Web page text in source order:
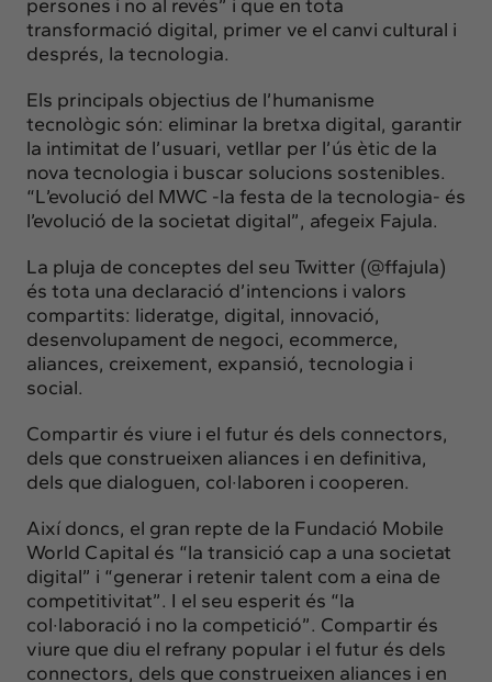
persones i no al revés” i que en tota
transformació digital, primer ve el canvi cultural i
després, la tecnologia.
Els principals objectius de l’humanisme
tecnològic són: eliminar la bretxa digital, garantir
la intimitat de l’usuari, vetllar per l’ús ètic de la
nova tecnologia i buscar solucions sostenibles.
“L’evolució del MWC -la festa de la tecnologia- és
l’evolució de la societat digital”, afegeix Fajula.
La pluja de conceptes del seu Twitter (@ffajula)
és tota una declaració d’intencions i valors
compartits: lideratge, digital, innovació,
desenvolupament de negoci, ecommerce,
aliances, creixement, expansió, tecnologia i
social.
Compartir és viure i el futur és dels connectors,
dels que construeixen aliances i en definitiva,
dels que dialoguen, col·laboren i cooperen.
Així doncs, el gran repte de la Fundació Mobile
World Capital és “la transició cap a una societat
digital” i “generar i retenir talent com a eina de
competitivitat”. I el seu esperit és “la
col·laboració i no la competició”. Compartir és
viure que diu el refrany popular i el futur és dels
connectors, dels que construeixen aliances i en